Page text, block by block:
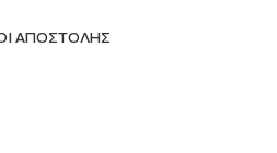
ΑΠΟΣΤΟΛΉΣ